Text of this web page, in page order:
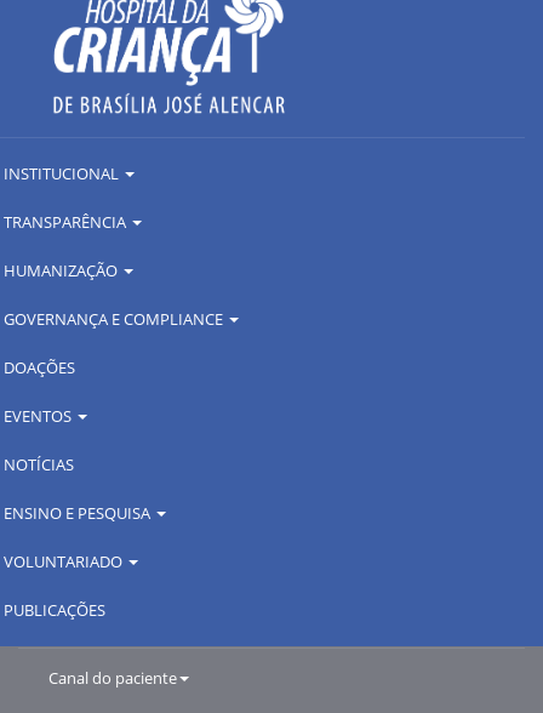
INSTITUCIONAL
TRANSPARÊNCIA
HUMANIZAÇÃO
GOVERNANÇA E COMPLIANCE
DOAÇÕES
EVENTOS
NOTÍCIAS
ENSINO E PESQUISA
VOLUNTARIADO
PUBLICAÇÕES
Canal do paciente